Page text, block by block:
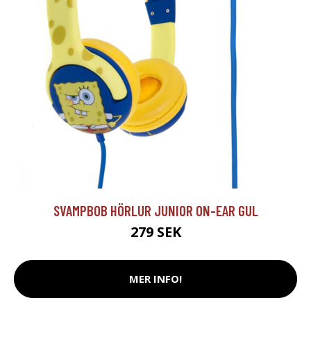
SVAMPBOB HÖRLUR JUNIOR ON-EAR GUL
279 SEK
MER INFO!